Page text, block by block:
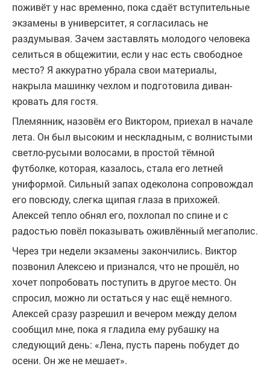
поживёт у нас временно, пока сдаёт вступительные
экзамены в университет, я согласилась не
раздумывая. Зачем заставлять молодого человека
селиться в общежитии, если у нас есть свободное
место? Я аккуратно убрала свои материалы,
накрыла машинку чехлом и подготовила диван-
кровать для гостя.
Племянник, назовём его Виктором, приехал в начале
лета. Он был высоким и нескладным, с волнистыми
светло-русыми волосами, в простой тёмной
футболке, которая, казалось, стала его летней
униформой. Сильный запах одеколона сопровождал
его повсюду, слегка щипая глаза в прихожей.
Алексей тепло обнял его, похлопал по спине и с
радостью повёл показывать оживлённый мегаполис.
Через три недели экзамены закончились. Виктор
позвонил Алексею и признался, что не прошёл, но
хочет попробовать поступить в другое место. Он
спросил, можно ли остаться у нас ещё немного.
Алексей сразу разрешил и вечером между делом
сообщил мне, пока я гладила ему рубашку на
следующий день: «Лена, пусть парень побудет до
осени. Он же не мешает».